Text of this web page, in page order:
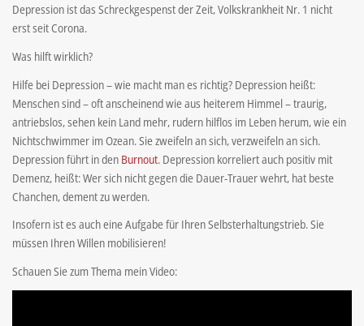
Depression ist das Schreckgespenst der Zeit, Volkskrankheit Nr. 1 nicht
erst seit Corona.
Was hilft wirklich?
Hilfe bei Depression – wie macht man es richtig? Depression heißt:
Menschen sind – oft anscheinend wie aus heiterem Himmel – traurig,
antriebslos, sehen kein Land mehr, rudern hilflos im Leben herum, wie ein
Nichtschwimmer im Ozean. Sie zweifeln an sich, verzweifeln an sich.
Depression führt in den Burnout. Depression korreliert auch positiv mit
Demenz, heißt: Wer sich nicht gegen die Dauer-Trauer wehrt, hat beste
Chanchen, dement zu werden.
Insofern ist es auch eine Aufgabe für Ihren Selbsterhaltungstrieb. Sie
müssen Ihren Willen mobilisieren!
Schauen Sie zum Thema mein Video: